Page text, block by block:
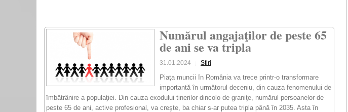
Numărul angajaţilor de peste 65
de ani se va tripla
31.01.2024 Stiri
Piaţa muncii în România va trece printr-o transformare
importantă în următorul deceniu, din cauza fenomenului de
îmbătrânire a populaţiei. Din cauza exodului tinerilor dincolo de graniţe, numărul persoanelor de
peste 65 de ani, active profesional, va creşte, ba chiar s-ar putea tripla până în 2035. Asta în